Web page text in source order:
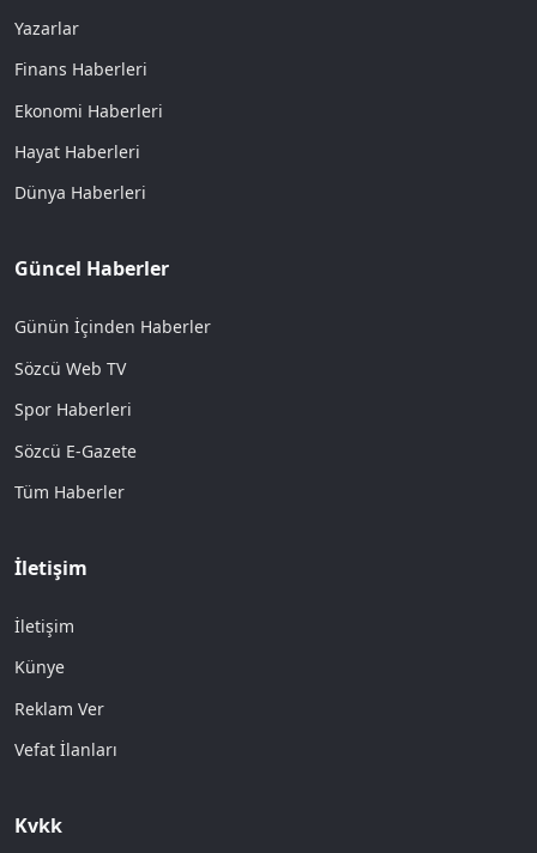
Yazarlar
Finans Haberleri
Ekonomi Haberleri
Hayat Haberleri
Dünya Haberleri
Güncel Haberler
Günün İçinden Haberler
Sözcü Web TV
Spor Haberleri
Sözcü E-Gazete
Tüm Haberler
İletişim
İletişim
Künye
Reklam Ver
Vefat İlanları
Kvkk